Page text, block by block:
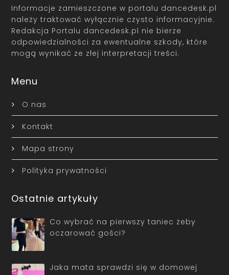
Informacje zamieszczone w portalu dancedesk.pl
należy traktować wyłącznie czysto informacyjnie.
Redakcja Portalu dancedesk.pl nie bierze
odpowiedzialności za ewentualne szkody, które
mogą wynikać ze złej interpretacji treści.
Menu
O nas
Kontakt
Mapa strony
Polityka prywatności
Ostatnie artykuły
Co wybrać na pierwszy taniec żeby
oczarować gości?
Jaka mata sprawdzi się w domowej